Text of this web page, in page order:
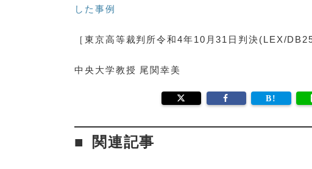
した事例
［東京高等裁判所令和4年10月31日判決(LEX/
中央大学教授 尾関幸美
関連記事